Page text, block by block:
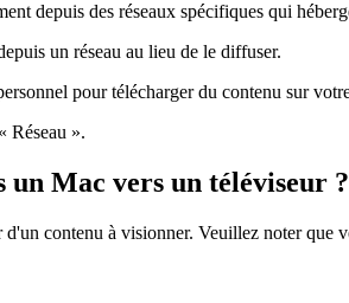
depuis des réseaux spécifiques qui
un réseau au lieu de le diffuser.
pour télécharger du contenu sur
Réseau ».
Mac vers un téléviseur ?
contenu à visionner. Veuillez noter que